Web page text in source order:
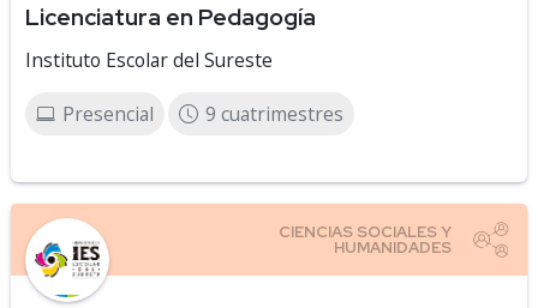
Licenciatura en Pedagogía
Instituto Escolar del Sureste
Presencial 9 cuatrimestres